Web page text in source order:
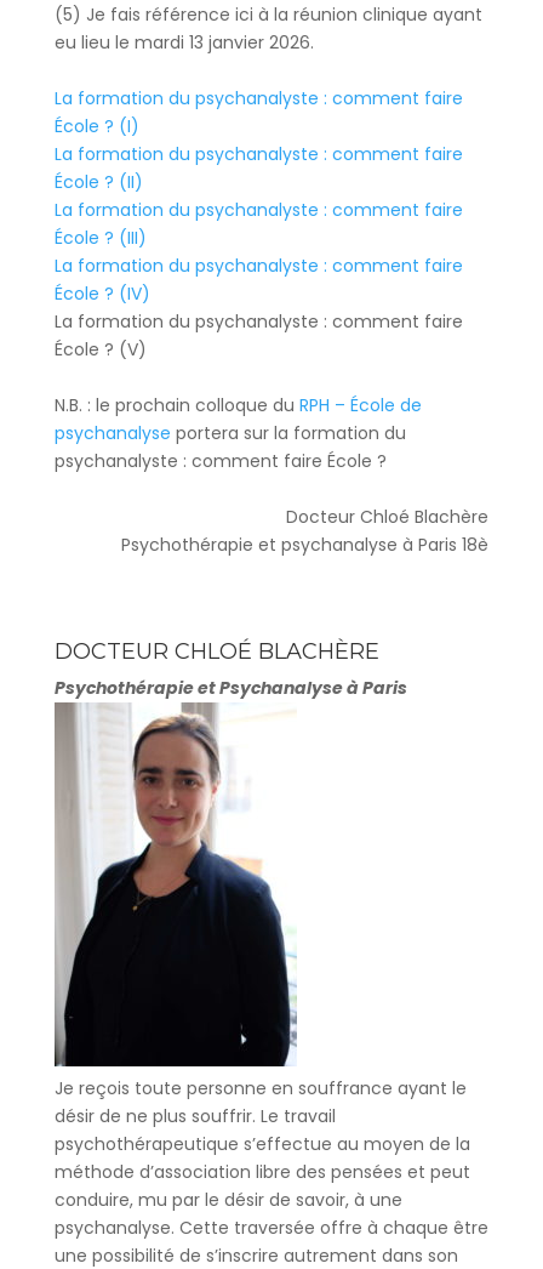
(5) Je fais référence ici à la réunion clinique ayant
eu lieu le mardi 13 janvier 2026.
La formation du psychanalyste : comment faire
École ? (I)
La formation du psychanalyste : comment faire
École ? (II)
La formation du psychanalyste : comment faire
École ? (III)
La formation du psychanalyste : comment faire
École ? (IV)
La formation du psychanalyste : comment faire
École ? (V)
N.B. : le prochain colloque du RPH – École de
psychanalyse portera sur la formation du
psychanalyste : comment faire École ?
Docteur Chloé Blachère
Psychothérapie et psychanalyse à Paris 18è
DOCTEUR CHLOÉ BLACHÈRE
Psychothérapie et Psychanalyse à Paris
Je reçois toute personne en souffrance ayant le
désir de ne plus souffrir. Le travail
psychothérapeutique s’effectue au moyen de la
méthode d’association libre des pensées et peut
conduire, mu par le désir de savoir, à une
psychanalyse. Cette traversée offre à chaque être
une possibilité de s’inscrire autrement dans son